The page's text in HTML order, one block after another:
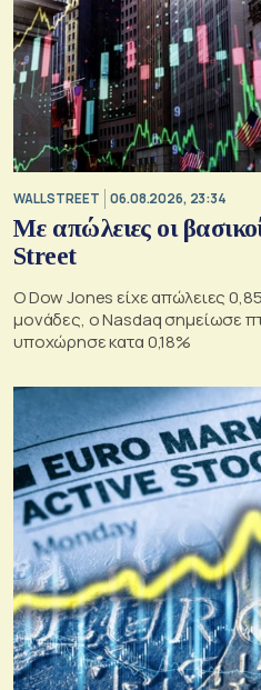
WALL STREET 06.08.2026, 23:34
Με απώλειες οι
Street
Ο Dow Jones είχε απώλειες
μονάδες, ο Nasdaq σημείωσε
υποχώρησε κατα 0,18%